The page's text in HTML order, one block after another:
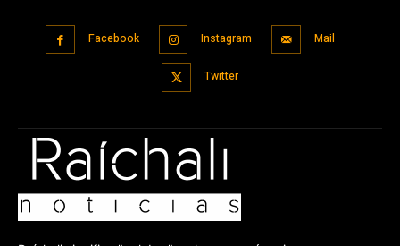
Facebook Instagram Mail
Twitter